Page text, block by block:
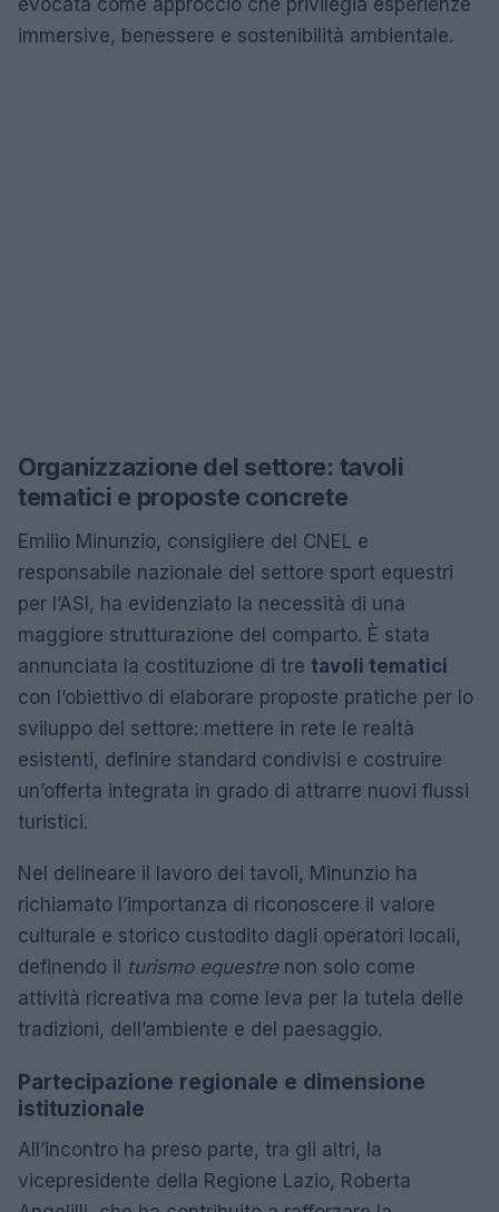
evocata come approccio che privilegia esperienze
immersive, benessere e sostenibilità ambientale.
Organizzazione del settore: tavoli
tematici e proposte concrete
Emilio Minunzio, consigliere del CNEL e
responsabile nazionale del settore sport equestri
per l’ASI, ha evidenziato la necessità di una
maggiore strutturazione del comparto. È stata
annunciata la costituzione di tre tavoli tematici
con l’obiettivo di elaborare proposte pratiche per lo
sviluppo del settore: mettere in rete le realtà
esistenti, definire standard condivisi e costruire
un’offerta integrata in grado di attrarre nuovi flussi
turistici.
Nel delineare il lavoro dei tavoli, Minunzio ha
richiamato l’importanza di riconoscere il valore
culturale e storico custodito dagli operatori locali,
definendo il turismo equestrenon solo come
attività ricreativa ma come leva per la tutela delle
tradizioni, dell’ambiente e del paesaggio.
Partecipazione regionale e dimensione
istituzionale
All’incontro ha preso parte, tra gli altri, la
vicepresidente della Regione Lazio, Roberta